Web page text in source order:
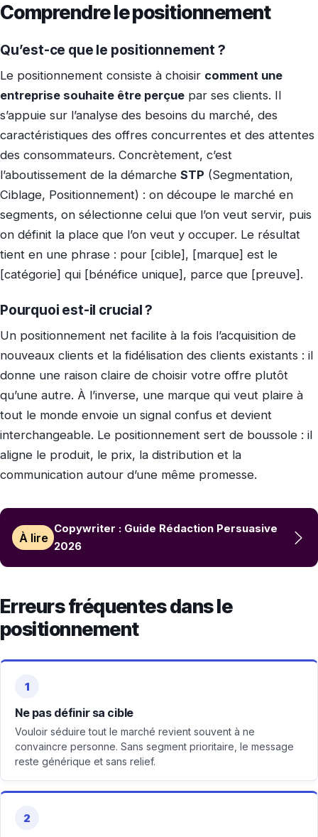
Comprendre le positionnement
Qu’est-ce que le positionnement ?
Le positionnement consiste à choisir comment une
entreprise souhaite être perçue par ses clients. Il
s’appuie sur l’analyse des besoins du marché, des
caractéristiques des offres concurrentes et des attentes
des consommateurs. Concrètement, c’est
l’aboutissement de la démarche STP (Segmentation,
Ciblage, Positionnement) : on découpe le marché en
segments, on sélectionne celui que l’on veut servir, puis
on définit la place que l’on veut y occuper. Le résultat
tient en une phrase : pour [cible], [marque] est le
[catégorie] qui [bénéfice unique], parce que [preuve].
Pourquoi est-il crucial ?
Un positionnement net facilite à la fois l’acquisition de
nouveaux clients et la fidélisation des clients existants : il
donne une raison claire de choisir votre offre plutôt
qu’une autre. À l’inverse, une marque qui veut plaire à
tout le monde envoie un signal confus et devient
interchangeable. Le positionnement sert de boussole : il
aligne le produit, le prix, la distribution et la
communication autour d’une même promesse.
À lire
Copywriter : Guide Rédaction Persuasive
2026
Erreurs fréquentes dans le
positionnement
1
Ne pas définir sa cible
Vouloir séduire tout le marché revient souvent à ne
convaincre personne. Sans segment prioritaire, le message
reste générique et sans relief.
2